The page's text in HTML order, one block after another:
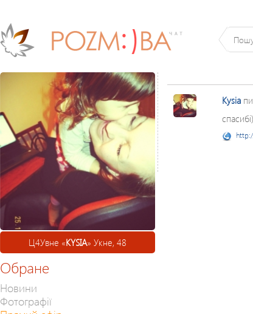
Ц4Увне «KYSIA» Укне, 48
Обране
Новини
Фотографії
Kysia
спасибі)